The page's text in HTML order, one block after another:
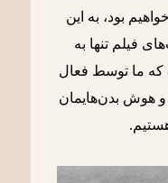
بود، به این
فیلم تنها به
که ما توسط فعال
هوش بدن‌هایمان